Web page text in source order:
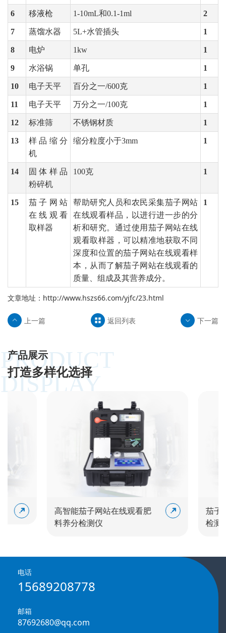
6 移液枪 1-10mL和0.1-1ml 2
7 蒸馏水器 5L+水管插头 1
8 电炉 1kw 1
9 水浴锅 单孔 1
10 电子天平 百分之一/600克 1
11 电子天平 万分之一/100克 1
12 标准筛 不锈钢材质 1
13
样品缩分
机
缩分粒度小于3mm 1
14
固体样品
粉碎机
100克 1
15
茄子网站
在线观看
取样器
帮助研究人员和农民采集茄子网站
在线观看样品，以进行进一步的分
析和研究。通过使用茄子网站在线
观看取样器，可以精准地获取不同
深度和位置的茄子网站在线观看样
本，从而了解茄子网站在线观看的
质量、组成及其营养成分。
1
文章地址： http://www.hszs66.com/yjfc/23.html
上一篇 返回列表 下一篇
产品展示
打造多样化选择
PRODUCT
DISPLAY
高智能茄子网站在线观看肥
料养分检测仪
茄子
检测仪
电话
15689208778
邮箱
87692680@qq.com